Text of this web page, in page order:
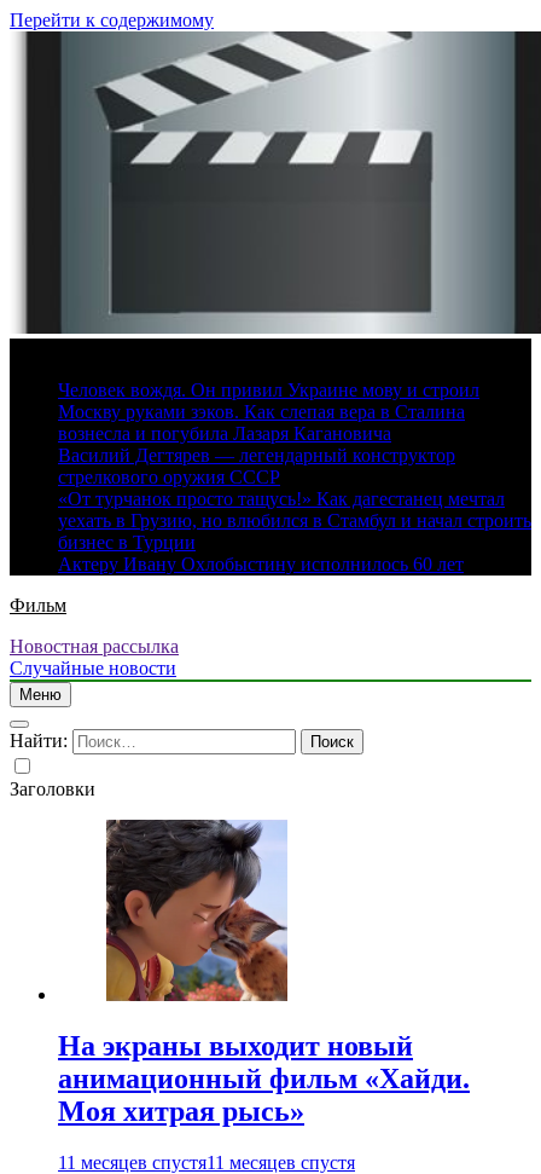
Перейти к содержимому
Человек вождя. Он привил Украине мову и строил
Москву руками зэков. Как слепая вера в Сталина
вознесла и погубила Лазаря Кагановича
Василий Дегтярев — легендарный конструктор
стрелкового оружия СССР
«От турчанок просто тащусь!» Как дагестанец мечтал
уехать в Грузию, но влюбился в Стамбул и начал строить
бизнес в Турции
Актеру Ивану Охлобыстину исполнилось 60 лет
Фильм
Новостная рассылка
Случайные новости
Меню
Найти:
Заголовки
На экраны выходит новый
анимационный фильм «Хайди.
Моя хитрая рысь»
11 месяцев спустя11 месяцев спустя